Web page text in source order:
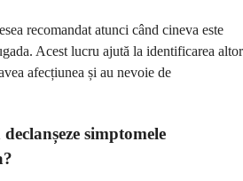
recomandat atunci când cineva este
Acest lucru ajută la identificarea altor
afecțiunea și au nevoie de
simptomele